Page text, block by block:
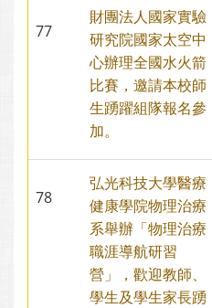
77
財團法人國家實驗
研究院國家太空中
心辦理全國水火箭
比賽，邀請本校師
生踴躍組隊報名參
加。
78
弘光科技大學醫療
健康學院物理治療
系舉辦「物理治療
職涯導航研習
營」，歡迎教師、
學生及學生家長踴